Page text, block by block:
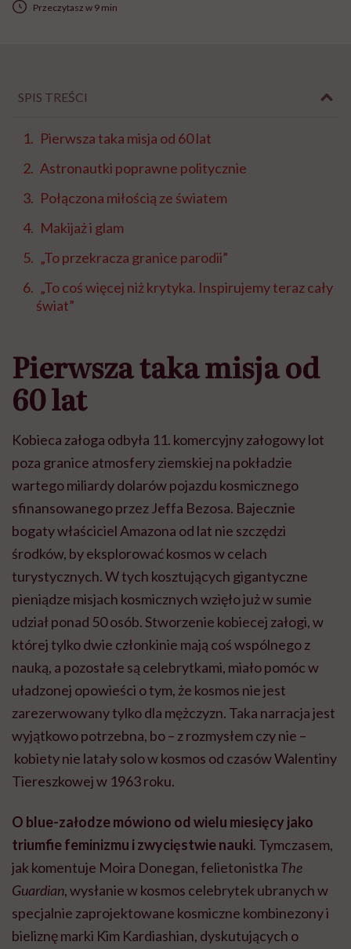
Przeczytasz w 9 min
SPIS TREŚCI
Pierwsza taka misja od 60 lat
Astronautki poprawne politycznie
Połączona miłością ze światem
Makijaż i glam
„To przekracza granice parodii”
„To coś więcej niż krytyka. Inspirujemy teraz cały
świat”
Pierwsza taka misja od
60 lat
Kobieca załoga odbyła 11. komercyjny załogowy lot
poza granice atmosfery ziemskiej na pokładzie
wartego miliardy dolarów pojazdu kosmicznego
sfinansowanego przez Jeffa Bezosa. Bajecznie
bogaty właściciel Amazona od lat nie szczędzi
środków, by eksplorować kosmos w celach
turystycznych. W tych kosztujących gigantyczne
pieniądze misjach kosmicznych wzięło już w sumie
udział ponad 50 osób. Stworzenie kobiecej załogi, w
której tylko dwie członkinie mają coś wspólnego z
nauką, a pozostałe są celebrytkami, miało pomóc w
uładzonej opowieści o tym, że kosmos nie jest
zarezerwowany tylko dla mężczyzn. Taka narracja jest
wyjątkowo potrzebna, bo – z rozmysłem czy nie –
kobiety nie latały solo w kosmos od czasów Walentiny
Tiereszkowej w 1963 roku.
O blue-załodze mówiono od wielu miesięcy jako
triumfie feminizmu i zwycięstwie nauki. Tymczasem,
jak komentuje Moira Donegan, felietonistka The
Guardian, wysłanie w kosmos celebrytek ubranych w
specjalnie zaprojektowane kosmiczne kombinezony i
bieliznę marki Kim Kardiashian, dyskutujących o